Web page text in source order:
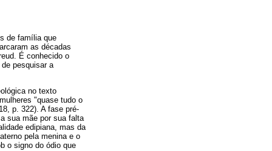
de família que
as décadas
É conhecido o
pesquisar a
no texto
"quase tudo o
p. 322). A fase pré-
sua mãe por sua falta
edipiana, mas da
pela menina e o
o signo do ódio que